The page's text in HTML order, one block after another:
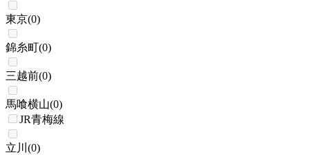
東京(0)
錦糸町(0)
三越前(0)
馬喰横山(0)
JR青梅線
立川 (0)